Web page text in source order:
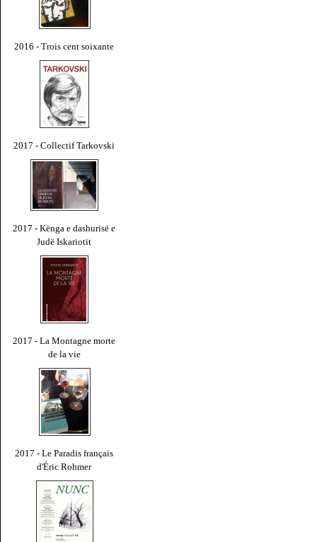
2016 - Trois cent soixante
2017 - Collectif Tarkovski
2017 - Kënga e dashurisë e
Judë Iskariotit
2017 - La Montagne morte
de la vie
2017 - Le Paradis français
d'Éric Rohmer